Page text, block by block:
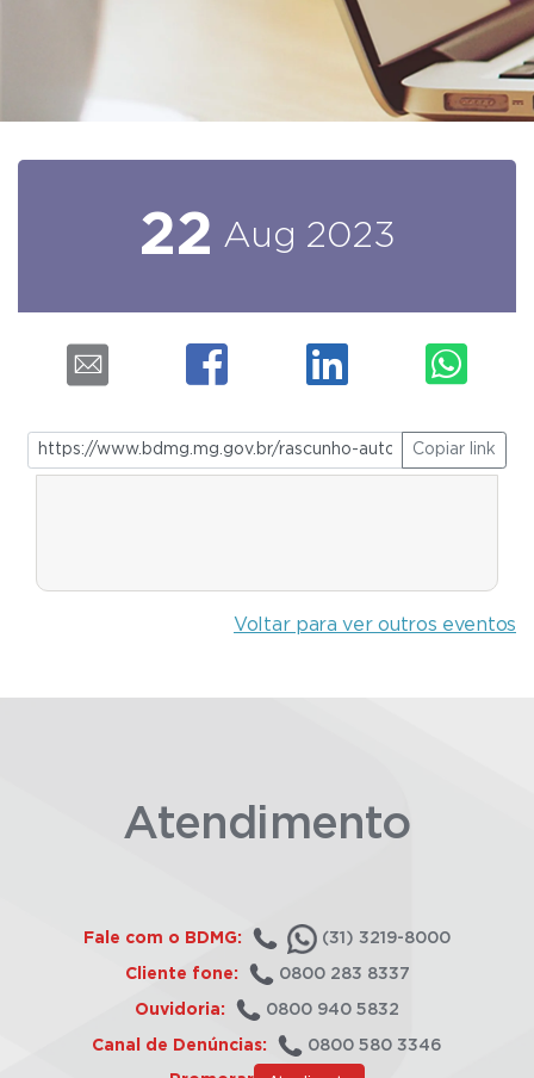
22 Aug 2023
Copiar link
Voltar para ver outros eventos
Atendimento
Fale com o BDMG: (31) 3219-8000
Cliente fone: 0800 283 8337
Ouvidoria: 0800 940 5832
Canal de Denúncias: 0800 580 3346